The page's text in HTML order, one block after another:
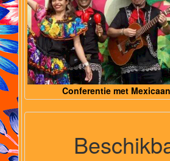
Conferentie met